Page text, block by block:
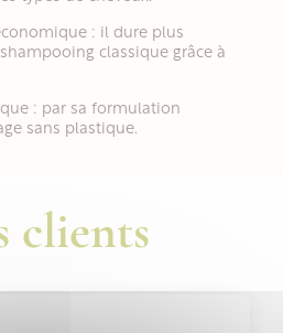
: il dure plus
classique grâce à
: par sa formulation
sans plastique.
clients